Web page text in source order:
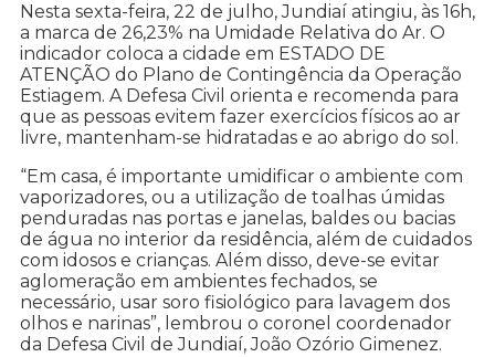
Nesta sexta-feira, 22 de julho, Jundiaí atingiu, às 16h,
a marca de 26,23% na Umidade Relativa do Ar. O
indicador coloca a cidade em ESTADO DE
ATENÇÃO do Plano de Contingência da Operação
Estiagem. A Defesa Civil orienta e recomenda para
que as pessoas evitem fazer exercícios físicos ao ar
livre, mantenham-se hidratadas e ao abrigo do sol.
“Em casa, é importante umidificar o ambiente com
vaporizadores, ou a utilização de toalhas úmidas
penduradas nas portas e janelas, baldes ou bacias
de água no interior da residência, além de cuidados
com idosos e crianças. Além disso, deve-se evitar
aglomeração em ambientes fechados, se
necessário, usar soro fisiológico para lavagem dos
olhos e narinas”, lembrou o coronel coordenador
da Defesa Civil de Jundiaí, João Ozório Gimenez.